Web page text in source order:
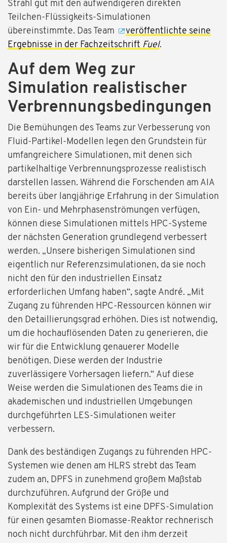
Strahl gut mit den aufwendigeren direkten
Teilchen-Flüssigkeits-Simulationen
übereinstimmte. Das Team
veröffentlichte seine
Ergebnisse in der Fachzeitschrift Fuel.
Auf dem Weg zur
Simulation realistischer
Verbrennungsbedingungen
Die Bemühungen des Teams zur Verbesserung von
Fluid-Partikel-Modellen legen den Grundstein für
umfangreichere Simulationen, mit denen sich
partikelhaltige Verbrennungsprozesse realistisch
darstellen lassen. Während die Forschenden am AIA
bereits über langjährige Erfahrung in der Simulation
von Ein- und Mehrphasenströmungen verfügen,
können diese Simulationen mittels HPC-Systeme
der nächsten Generation grundlegend verbessert
werden. „Unsere bisherigen Simulationen sind
eigentlich nur Referenzsimulationen, da sie noch
nicht den für den industriellen Einsatz
erforderlichen Umfang haben“, sagte André. „Mit
Zugang zu führenden HPC-Ressourcen können wir
den Detaillierungsgrad erhöhen. Dies ist notwendig,
um die hochauflösenden Daten zu generieren, die
wir für die Entwicklung genauerer Modelle
benötigen. Diese werden der Industrie
zuverlässigere Vorhersagen liefern.“ Auf diese
Weise werden die Simulationen des Teams die in
akademischen und industriellen Umgebungen
durchgeführten LES-Simulationen weiter
verbessern.
Dank des beständigen Zugangs zu führenden HPC-
Systemen wie denen am HLRS strebt das Team
zudem an, DPFS in zunehmend großem Maßstab
durchzuführen. Aufgrund der Größe und
Komplexität des Systems ist eine DPFS-Simulation
für einen gesamten Biomasse-Reaktor rechnerisch
noch nicht durchführbar. Mit den ihm derzeit